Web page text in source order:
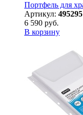
Портфель для
Артикул: 495295
6 590 руб.
В корзину